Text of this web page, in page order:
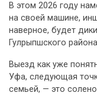
В этом 2026 году
на своей машине,
наверное, будет
Гулрыпшского
Выезд как уже
Уфа, следующая
семьей, — это